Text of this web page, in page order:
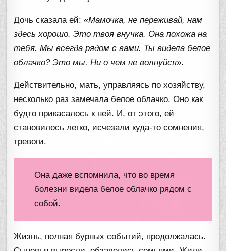
Дочь сказала ей:«Мамочка, не переживай, нам
здесь хорошо. Это твоя внучка. Она похожа на
тебя. Мы всегда рядом с вами. Ты видела белое
облачко? Это мы. Ни о чем не волнуйся».
Действительно, мать, управляясь по хозяйству,
несколько раз замечала белое облачко. Оно как
будто прикасалось к ней. И, от этого, ей
становилось легко, исчезали куда-то сомнения,
тревоги.
Она даже вспомнила, что во время
болезни видела белое облачко рядом с
собой.
Жизнь, полная бурных событий, продолжалась.